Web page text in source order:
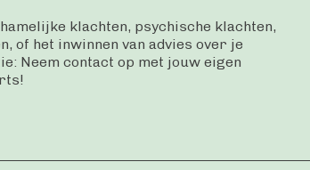
klachten, psychische klachten,
of het inwinnen van advies over je
Neem contact op met jouw eigen